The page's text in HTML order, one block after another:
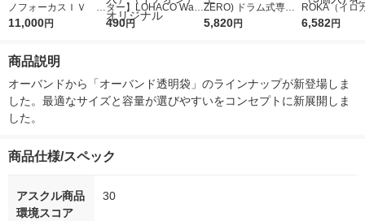
ノフォーカスＩＶ 4
5ｇ 資生堂 おまけ
11,000円
ター】LOHACO Wate
r（ロハコウォータ
490円
ZERO) ドラム式専用
詰め替え メガジャン
5,820円
ROKA（イロ
イキッドリリ
6,582円
商品説明
オーバンドから「オーバンド透明袋」のラインナップが新登場しま
した。最適なサイズと容量が選びやすいをコンセプトに新展開しま
した。
商品仕様/スペック
アスクル商品
環境スコア
30